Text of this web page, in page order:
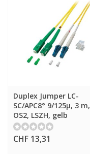
Duplex Jumper LC-
SC/APC8° 9/125µ, 3 m,
OS2, LSZH, gelb
CHF 13,31